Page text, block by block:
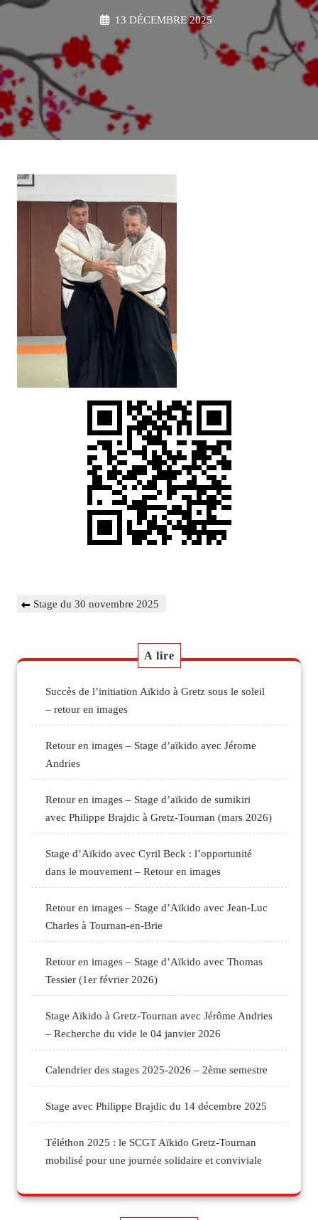
13 DÉCEMBRE 2025
de
Previous
Stage du 30 novembre 2025
A lire
Succès de l’initiation Aïkido à Gretz sous le soleil
– retour en images
Retour en images – Stage d’aïkido avec Jérome
Andries
Retour en images – Stage d’aïkido de sumikiri
avec Philippe Brajdic à Gretz-Tournan (mars 2026)
Stage d’Aïkido avec Cyril Beck : l’opportunité
dans le mouvement – Retour en images
Retour en images – Stage d’Aïkido avec Jean-Luc
Charles à Tournan-en-Brie
Retour en images – Stage d’Aïkido avec Thomas
Tessier (1er février 2026)
Stage Aïkido à Gretz-Tournan avec Jérôme Andries
– Recherche du vide le 04 janvier 2026
Calendrier des stages 2025-2026 – 2ème semestre
Stage avec Philippe Brajdic du 14 décembre 2025
Téléthon 2025 : le SCGT Aïkido Gretz-Tournan
mobilisé pour une journée solidaire et conviviale